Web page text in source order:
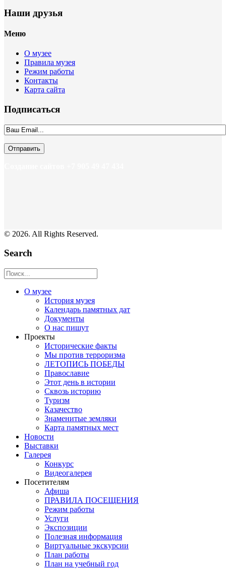
Наши друзья
Меню
О музее
Правила музея
Режим работы
Контакты
Карта сайта
Подписаться
© 2026. All Rights Reserved.
Search
О музее
История музея
Календарь памятных дат
Документы
О нас пишут
Проекты
Исторические факты
Мы против терроризма
ЛЕТОПИСЬ ПОБЕДЫ
Православие
Этот день в истории
Сквозь историю
Туризм
Казачество
Знаменитые земляки
Карта памятных мест
Новости
Выставки
Галерея
Конкурс
Видеогалерея
Посетителям
Афиша
ПРАВИЛА ПОСЕЩЕНИЯ
Режим работы
Услуги
Экспозиции
Полезная информация
Виртуальные экскурсии
План работы
План на учебный год